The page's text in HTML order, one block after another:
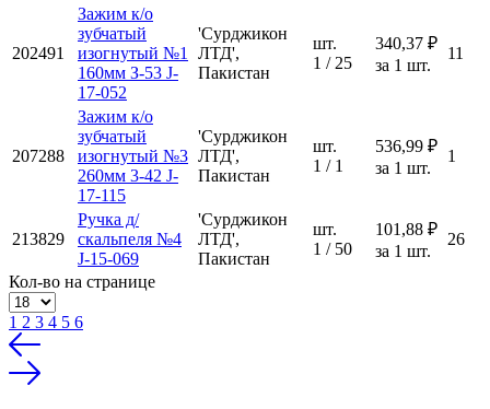
202491
Зажим к/о
зубчатый
изогнутый №1
160мм З-53 J-
17-052
'Сурджикон
ЛТД',
Пакистан
шт.
1 / 25
340,37 ₽
за 1 шт.
11
207288
Зажим к/о
зубчатый
изогнутый №3
260мм 3-42 J-
17-115
'Сурджикон
ЛТД',
Пакистан
шт.
1 / 1
536,99 ₽
за 1 шт.
1
213829
Ручка д/
скальпеля №4
J-15-069
'Сурджикон
ЛТД',
Пакистан
шт.
1 / 50
101,88 ₽
за 1 шт.
26
Кол-во на странице
1 2 3 4 5 6